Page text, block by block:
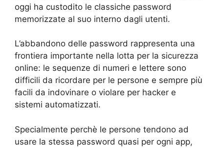
oggi ha custodito le classiche password
memorizzate al suo interno dagli utenti.
L’abbandono delle password rappresenta una
frontiera importante nella lotta per la sicurezza
online: le sequenze di numeri e lettere sono
difficili da ricordare per le persone e sempre più
facili da indovinare o violare per hacker e
sistemi automatizzati.
Specialmente perchè le persone tendono ad
usare la stessa password quasi per ogni app,